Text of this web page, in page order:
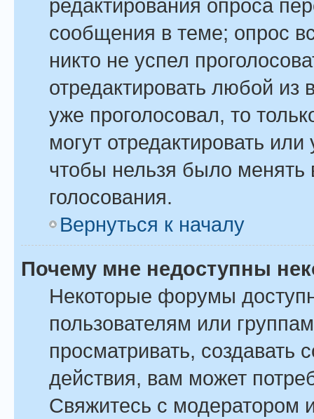
редактирования опроса
сообщения в теме; опрос
никто не успел
отредактировать любой из
уже проголосовал, то
могут отредактировать
чтобы нельзя было менять
голосования.
Вернуться к началу
Почему мне недоступны
Некоторые форумы
пользователям или
просматривать, создавать
действия, вам может
Свяжитесь с модератором